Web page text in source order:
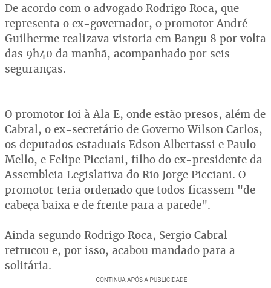
De acordo com o advogado Rodrigo Roca, que
representa o ex-governador, o promotor André
Guilherme realizava vistoria em Bangu 8 por volta
das 9h40 da manhã, acompanhado por seis
seguranças.
O promotor foi à Ala E, onde estão presos, além de
Cabral, o ex-secretário de Governo Wilson Carlos,
os deputados estaduais Edson Albertassi e Paulo
Mello, e Felipe Picciani, filho do ex-presidente da
Assembleia Legislativa do Rio Jorge Picciani. O
promotor teria ordenado que todos ficassem "de
cabeça baixa e de frente para a parede".
Ainda segundo Rodrigo Roca, Sergio Cabral
retrucou e, por isso, acabou mandado para a
solitária.